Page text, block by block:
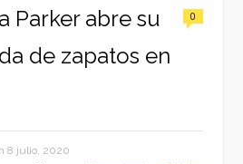
Parker abre su
de zapatos en
0
8 julio, 2020